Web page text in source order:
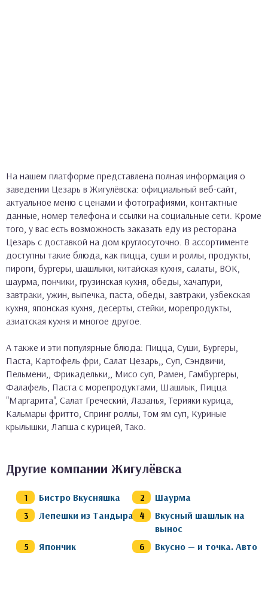
На нашем платформе представлена полная информация о
заведении Цезарь в Жигулёвска: официальный веб-сайт,
актуальное меню с ценами и фотографиями, контактные
данные, номер телефона и ссылки на социальные сети. Кроме
того, у вас есть возможность заказать еду из ресторана
Цезарь с доставкой на дом круглосуточно. В ассортименте
доступны такие блюда, как пицца, суши и роллы, продукты,
пироги, бургеры, шашлыки, китайская кухня, салаты, ВОК,
шаурма, пончики, грузинская кухня, обеды, хачапури,
завтраки, ужин, выпечка, паста, обеды, завтраки, узбекская
кухня, японская кухня, десерты, стейки, морепродукты,
азиатская кухня и многое другое.
А также и эти популярные блюда: Пицца, Суши, Бургеры,
Паста, Картофель фри, Салат Цезарь,, Суп, Сэндвичи,
Пельмени,, Фрикадельки,, Мисо суп, Рамен, Гамбургеры,
Фалафель, Паста с морепродуктами, Шашлык, Пицца
"Маргарита", Салат Греческий, Лазанья, Терияки курица,
Кальмары фритто, Спринг роллы, Том ям суп, Куриные
крылышки, Лапша с курицей, Тако.
Другие компании Жигулёвска
Бистро Вкусняшка
Шаурма
Лепешки из Тандыра
Вкусный шашлык на
вынос
Япончик
Вкусно — и точка. Авто